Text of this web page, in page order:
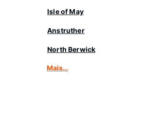
Isle of May
Anstruther
North Berwick
Mais…